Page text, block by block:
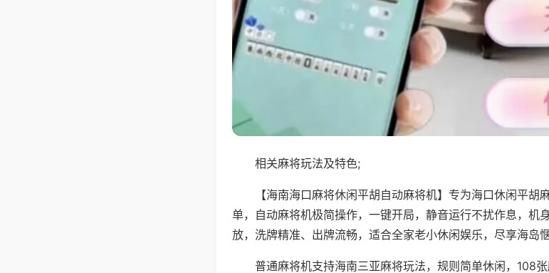
相关麻将玩法及特色;
【海南海口麻将休闲平胡自动麻将机】专为海口休闲平胡
单，自动麻将机极简操作，一键开局，静音运行不扰作息，机
放，洗牌精准、出牌流畅，适合全家老小休闲娱乐，尽享海岛惬
普通麻将机支持海南三亚麻将玩法，规则简单休闲，108